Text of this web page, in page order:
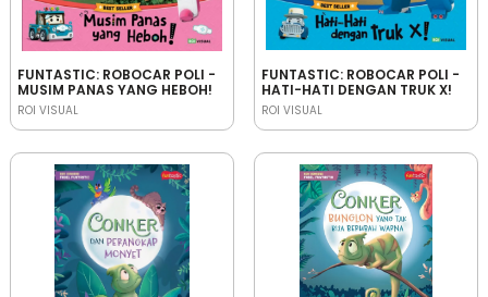
FUNTASTIC: ROBOCAR POLI -
MUSIM PANAS YANG HEBOH!
ROI VISUAL
FUNTASTIC: ROBOCAR POLI -
HATI-HATI DENGAN TRUK X!
ROI VISUAL